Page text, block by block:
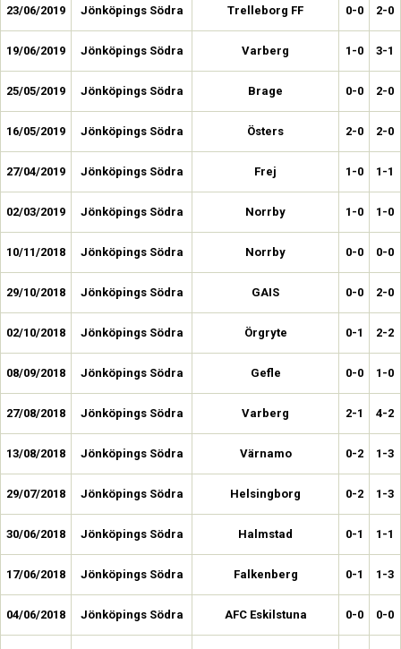
23/06/2019 Jönköpings Södra Trelleborg FF 0-0 2-0
19/06/2019 Jönköpings Södra Varberg 1-0 3-1
25/05/2019 Jönköpings Södra Brage 0-0 2-0
16/05/2019 Jönköpings Södra Östers 2-0 2-0
27/04/2019 Jönköpings Södra Frej 1-0 1-1
02/03/2019 Jönköpings Södra Norrby 1-0 1-0
10/11/2018 Jönköpings Södra Norrby 0-0 0-0
29/10/2018 Jönköpings Södra GAIS 0-0 2-0
02/10/2018 Jönköpings Södra Örgryte 0-1 2-2
08/09/2018 Jönköpings Södra Gefle 0-0 1-0
27/08/2018 Jönköpings Södra Varberg 2-1 4-2
13/08/2018 Jönköpings Södra Värnamo 0-2 1-3
29/07/2018 Jönköpings Södra Helsingborg 0-2 1-3
30/06/2018 Jönköpings Södra Halmstad 0-1 1-1
17/06/2018 Jönköpings Södra Falkenberg 0-1 1-3
04/06/2018 Jönköpings Södra AFC Eskilstuna 0-0 0-0